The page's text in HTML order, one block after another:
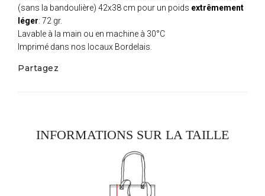
(sans la bandoulière) 42x38 cm pour un poids extrêmement
léger: 72 gr.
Lavable à la main ou en machine à 30°C
Imprimé dans nos locaux Bordelais.
Partagez
INFORMATIONS SUR LA TAILLE